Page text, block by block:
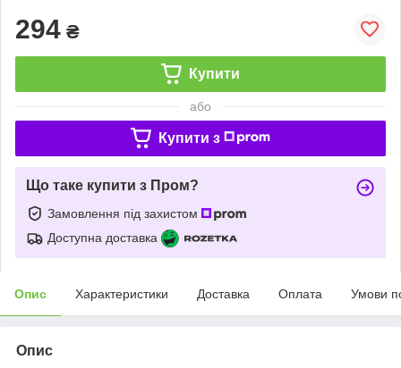
294 ₴
Купити
або
Купити з
Що таке купити з Пром?
Замовлення під захистом
Доступна доставка
Опис Характеристики Доставка Оплата Умови
Опис